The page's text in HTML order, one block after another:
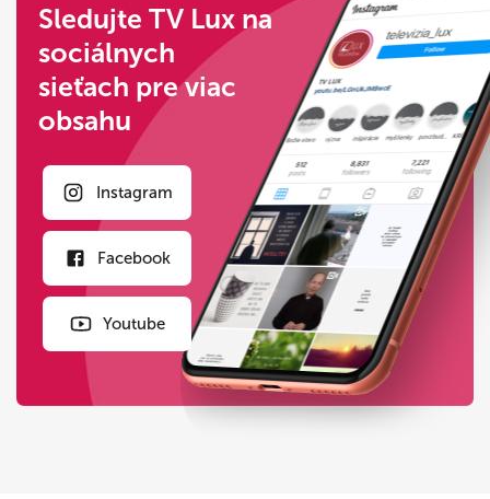
Sledujte TV Lux na
sociálnych
sieťach pre viac
obsahu
Instagram
Facebook
Youtube